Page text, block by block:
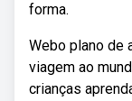
forma.
Webo plano de
viagem ao
crianças